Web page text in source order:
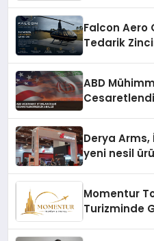
Falcon Aero
Tedarik
ABD
Derya
yeni nesil
Momentur
Turizminde